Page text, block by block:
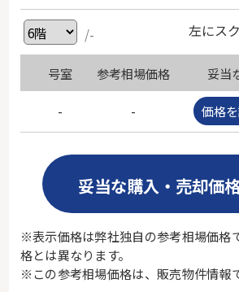
/- 左にス
号室 参考相場価格 妥当
- - 価格
妥当な購入・売却価
※表示価格は弊社独自の参考相場価格
格とは異なります。
※この参考相場価格は、販売物件情報